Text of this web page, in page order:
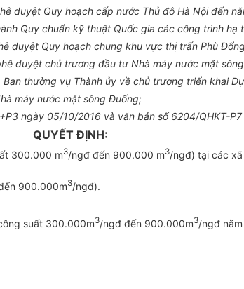
duyệt Quy hoạch cấp nước Thủ đô Hà Nội đến
Quy chuẩn kỹ thuật Quốc gia các công trình hạ
duyệt Quy hoạch chung khu vực thị trấn Phù
duyệt chủ trương đầu tư Nhà máy nước mặt
Ban thường vụ Thành ủy về chủ trương triển khai
máy nước mặt sông Đuống;
ngày 05/10/2016 và văn bản số6204/QHKT-
QUYẾT ĐỊNH:
300.000 m3/ngđ đến 900.000 m3/ngđ) tại các xã
900.000m3/ngđ).
suất 300.000m3/ngđ đến 900.000m3/ngđ